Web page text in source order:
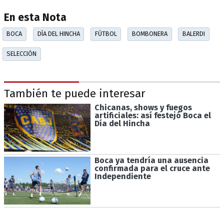
En esta Nota
BOCA DÍA DEL HINCHA FÚTBOL BOMBONERA BALERDI
SELECCIÓN
También te puede interesar
Chicanas, shows y fuegos
artificiales: así festejó Boca el
Día del Hincha
Boca ya tendría una ausencia
confirmada para el cruce ante
Independiente